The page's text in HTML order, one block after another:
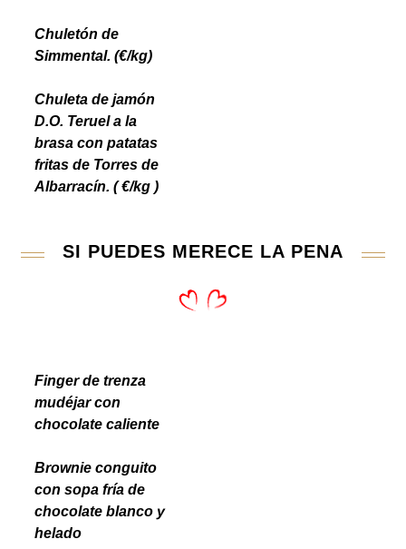
Chuletón de
Simmental. (€/kg)
Chuleta de jamón
D.O. Teruel a la
brasa con patatas
fritas de Torres de
Albarracín. ( €/kg )
SI PUEDES MERECE LA PENA
Finger de trenza
mudéjar con
chocolate caliente
Brownie conguito
con sopa fría de
chocolate blanco y
helado